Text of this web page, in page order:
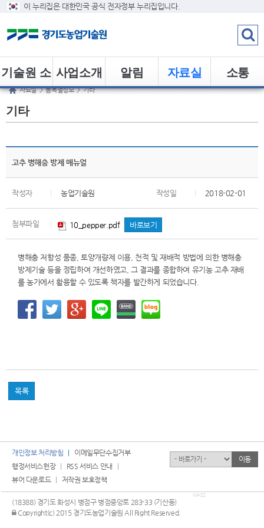
이 누리집은 대한민국 공식 전자정부 누리집입니다.
소통
자료실
알림
사업소개
기술원 소
개
자료실 > 품목별정보 > 기타
기타
고추 병해충 방제 매뉴얼
작성자 농업기술원 작성일 2018-02-01
첨부파일 10_pepper.pdf 바로보기
병해충 저항성 품종, 토양개량제 이용, 천적 및 재배적 방법에 의한 병해충
방제기술 등을 정립하여 개선하였고, 그 결과를 종합하여 유기농 고추 재배
를 농가에서 활용할 수 있도록 책자를 발간하게 되었습니다.
목록
개인정보 처리방침
이메일무단수집거부
행정서비스헌장
RSS 서비스 안내
뷰어 다운로드
저작권 보호정책
(18388) 경기도 화성시 병점구 병점중앙로 283-33 (기산동)
관리자 로그인
Copyright(c) 2015 경기도농업기술원 All Right Reserved.
유관기관 이동
WAS2